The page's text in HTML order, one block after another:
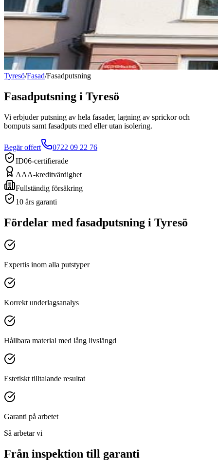
Tyresö/Fasad/Fasadputsning
Fasadputsning i Tyresö
Vi erbjuder putsning av hela fasader, lagning av sprickor och
bomputs samt fasadputs med eller utan isolering.
Begär offert
0722 09 22 76
ID06-certifierade
AAA-kreditvärdighet
Fullständig försäkring
10 års garanti
Fördelar med fasadputsning i Tyresö
Expertis inom alla putstyper
Korrekt underlagsanalys
Hållbara material med lång livslängd
Estetiskt tilltalande resultat
Garanti på arbetet
Så arbetar vi
Från inspektion till garanti